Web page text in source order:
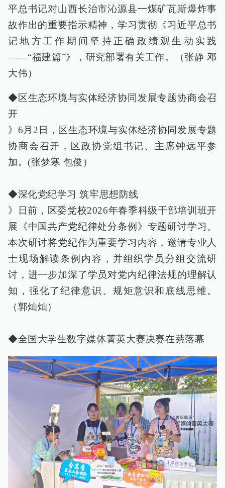
平总书记对山西长治市沁源县一煤矿瓦斯爆炸事
故作出的重要指示精神，学习贯彻《习近平总书
记地方工作期间坚持正确政绩观生动实践
——“福建篇”》，研究部署有关工作。（张静 邓
大伟）
◆区生态环境与实体经济协同发展专题协商会召
开
》6月2日，区生态环境与实体经济协同发展专题
协商会召开，区政协党组书记、主席钟远平参
加。(张梦寒 包俊）
◆深化党纪学习 筑牢思想防线
》日前，区委党校2026年春季科级干部培训班开
展《中国共产党纪律处分条例》专题研讨学习。
本次研讨将党纪作为重要学习内容，邀请专业人
士现场解读条例内容，并组织学员分组交流研
讨，进一步加深了学员对党内纪律法规的理解认
知，强化了纪律意识、规矩意识和底线思维。
（郭灿灿）
◆全国大学生数字媒体菁英大赛决赛在綦落幕